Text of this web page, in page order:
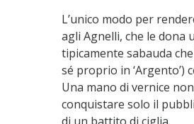
L’unico modo per
agli Agnelli, che le dona
tipicamente sabauda
sé proprio in ‘Argento’)
Una mano di vernice
conquistare solo il